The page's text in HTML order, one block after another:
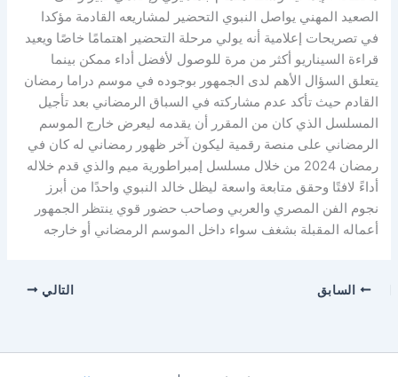
الصعيد المهني يواصل النبوي التحضير لمشاريعه القادمة مؤكدا
في تصريحات إعلامية أنه يولي مرحلة التحضير اهتمامًا خاصًا ويعيد
قراءة السيناريو أكثر من مرة للوصول لأفضل أداء ممكن بينما
يتعلق السؤال الأهم لدى الجمهور بوجوده في موسم دراما رمضان
القادم حيث تأكد عدم مشاركته في السباق الرمضاني بعد تأجيل
المسلسل الذي كان من المقرر أن يقدمه ليعرض خارج الموسم
الرمضاني على منصة رقمية ليكون آخر ظهور رمضاني له كان في
رمضان 2024 من خلال مسلسل إمبراطورية ميم والذي قدم خلاله
أداءً لافتًا وحقق متابعة واسعة ليظل خالد النبوي واحدًا من أبرز
نجوم الفن المصري والعربي وصاحب حضور قوي ينتظر الجمهور
أعماله المقبلة بشغف سواء داخل الموسم الرمضاني أو خارجه
السابق التالي